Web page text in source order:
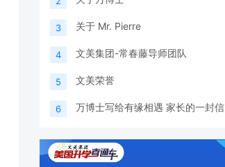
3 关于 Mr. Pierre
4 文美集团-常春藤导师团队
5 文美荣誉
6 万博士写给有缘相遇 家长的一封信